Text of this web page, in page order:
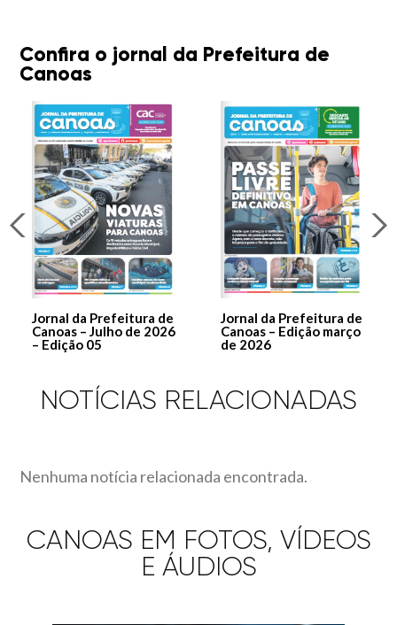
Confira o jornal da Prefeitura de
Canoas
Jornal da Prefeitura de
Canoas – Julho de 2026
– Edição 05
Jornal da Prefeitura de
Canoas – Edição março
de 2026
NOTÍCIAS RELACIONADAS
Nenhuma notícia relacionada encontrada.
CANOAS EM FOTOS, VÍDEOS
E ÁUDIOS